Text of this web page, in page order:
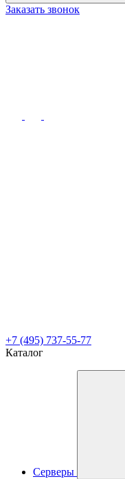
Заказать звонок
+7 (495) 737-55-77
Каталог
Серверы